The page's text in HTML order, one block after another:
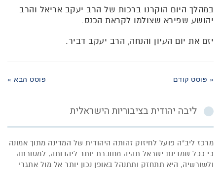
במהלך היום הוקרנו ברכות של הרב יעקב אריאל והרב
יהושע שפירא שצולמו לקראת הכנס.
יזם את יום העיון והנחה, הרב יעקב דביר.
« פוסט קודם פוסט הבא »
ליבה יהודית בציבוריות הישראלית
מרכז ליב"ה פועל לחיזוק זהותה היהודית של המדינה מתוך אמונה
כי ככל שמדינת ישראל תהיה מחוברת יותר ליהדותה, למסורתה
ולשורשיה, היא תתחזק ותתנהל באופן נכון יותר אל מול אתגרי